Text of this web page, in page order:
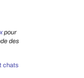
pour
des
chats